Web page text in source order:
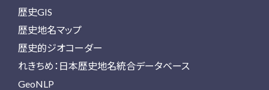
歴史GIS
歴史地名マップ
歴史的ジオコーダー
れきちめ：日本歴史地名統合データベース
GeoNLP